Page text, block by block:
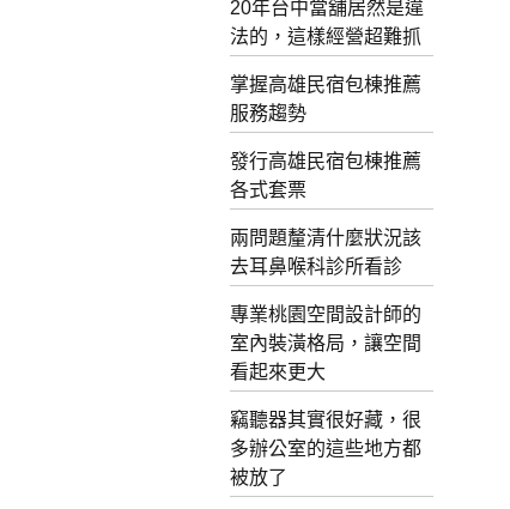
20年台中當舖居然是違
法的，這樣經營超難抓
掌握高雄民宿包棟推薦
服務趨勢
發行高雄民宿包棟推薦
各式套票
兩問題釐清什麼狀況該
去耳鼻喉科診所看診
專業桃園空間設計師的
室內裝潢格局，讓空間
看起來更大
竊聽器其實很好藏，很
多辦公室的這些地方都
被放了